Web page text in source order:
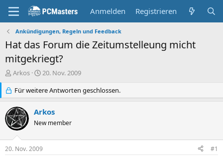
Anmelden Registrieren
Ankündigungen, Regeln und Feedback
Hat das Forum die Zeitumstelleung micht
mitgekriegt?
E
s
t
e
l
l
e
Arkos
E
s
t
e
l
l
m
20. Nov. 2009
Für weitere Antworten geschlossen.
Arkos
New member
20. Nov. 2009 #1